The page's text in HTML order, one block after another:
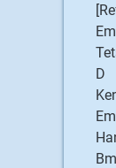
Em
D
Em